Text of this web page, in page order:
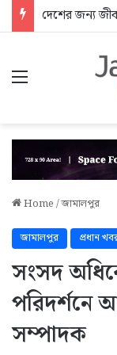
দেশের জন্য
Menu
Home/জামালপুর
জামালপুর প্রধান
সংসদ
পরিদর্শনে
সম্পাদক